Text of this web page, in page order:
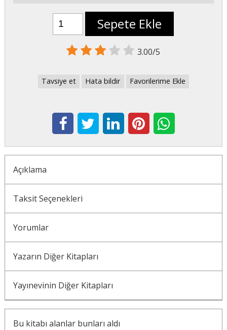
Sepete Ekle
3.00/5
Tavsiye et Hata bildir Favorilerime Ekle
Açıklama
Taksit Seçenekleri
Yorumlar
Yazarın Diğer Kitapları
Yayınevinin Diğer Kitapları
Bu kitabı alanlar bunları aldı